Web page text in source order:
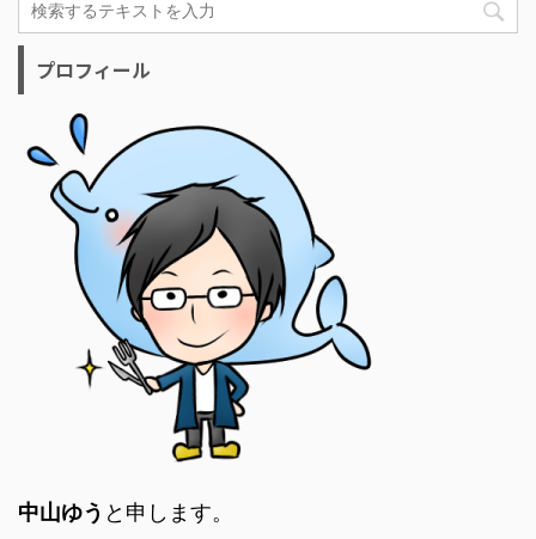
プロフィール
中山ゆう と申します。